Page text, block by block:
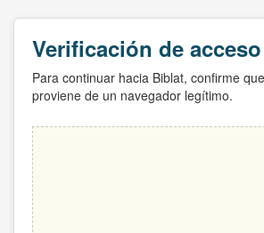
Verificación de acceso
Para continuar hacia Biblat, confirme
proviene de un navegador legítimo.